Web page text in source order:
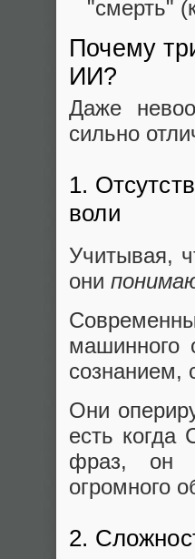
"смерть"
Почему
ИИ?
Даже
сильно
1.
воли
Учитывая,
они
машинного
сознанием,
Они
есть когда
фраз, он
огромного
2.